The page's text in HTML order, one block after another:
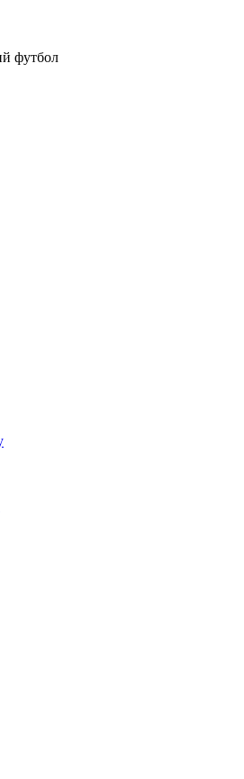
футбол